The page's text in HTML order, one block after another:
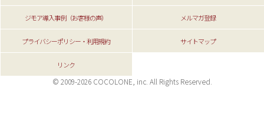
ジモア導入事例（お客様の声） メルマガ登録
プライバシーポリシー・利用規約 サイトマップ
リンク
© 2009-2026 COCOLONE, inc. All Rights Reserved.